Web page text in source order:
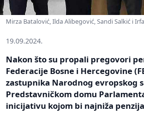
Mirza Batalović, Ilda Alibegović, Sandi Salkić i
19.09.2024.
Nakon što su propali pregovori
Federacije Bosne i Hercegovine
zastupnika Narodnog evropskog
Predstavničkom domu
inicijativu kojom bi najniža